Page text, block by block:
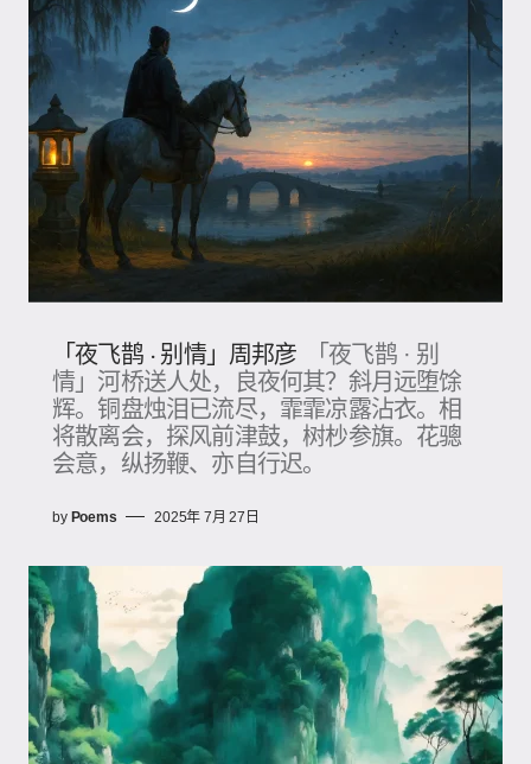
「夜飞鹊 · 别情」周邦彦
「夜飞鹊 · 别
情」河桥送人处，良夜何其？斜月远堕馀
辉。铜盘烛泪已流尽，霏霏凉露沾衣。相
将散离会，探风前津鼓，树杪参旗。花骢
会意，纵扬鞭、亦自行迟。
by Poems 2025年 7月 27日